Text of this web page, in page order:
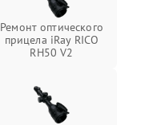
Ремонт оптического
прицела iRay RICO
RH50 V2